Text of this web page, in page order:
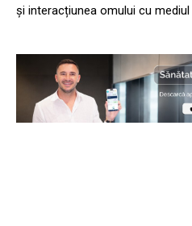
și interacțiunea omului cu mediul